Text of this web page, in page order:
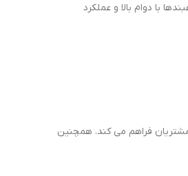
با دوام بالا و عملکرد
فراهم می کند. همچنین